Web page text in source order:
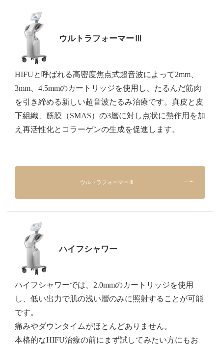
ウルトラフォーマーⅢ
HIFUと呼ばれる高密度焦点式超音波によって2mm、
3mm、4.5mmのカートリッジを使用し、たるんだ筋肉
を引き締める新しい超音波たるみ治療です。真皮と皮
下組織、筋膜（SMAS）の3層に対し点状に熱作用を加
え再活性化とコラーゲンの生成を促進します。
ウルトラフォーマーⅢ
ハイフシャワー
ハイフシャワーでは、2.0mmのカートリッジを使用
し、低い出力で肌の浅い層のみに照射することが可能
です。
痛みやダウンタイムがほとんどありません。
本格的なHIFU治療の前にまず試してみたい方にもお